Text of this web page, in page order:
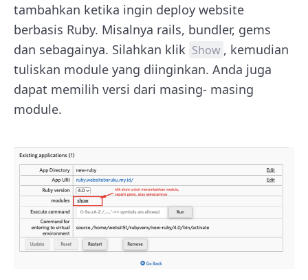
tambahkan ketika ingin deploy website
berbasis Ruby. Misalnya rails, bundler, gems
dan sebagainya. Silahkan klik Show , kemudian
tuliskan module yang diinginkan. Anda juga
dapat memilih versi dari masing- masing
module.